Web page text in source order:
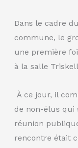
Dans le cadre
commune, le
une première
à la salle
À ce jour, il
de non-élus qui
réunion
rencontre était